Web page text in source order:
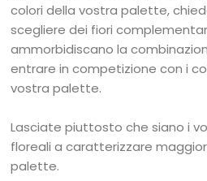
colori della vostra palette,
scegliere dei fiori
ammorbidiscano la
entrare in competizione con i
vostra palette.
Lasciate piuttosto che siano i
floreali a caratterizzare
palette.